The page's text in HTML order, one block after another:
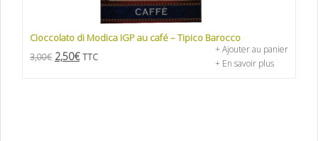
Cioccolato di Modica IGP au café – Tipico Barocco
3,00€ 2,50€ TTC
+ Ajouter au panier
+ En savoir plus